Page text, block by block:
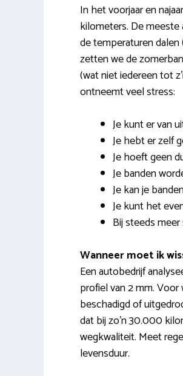
In het voorjaar en
kilometers. De
de temperaturen
zetten we de
(wat niet iedereen tot
ontneemt veel stress:
Je kunt er van
Je hebt er zelf
Je hoeft geen
Je banden
Je kan je
Je kunt het
Bij steeds
Wanneer moet ik
Een autobedrijf
profiel van 2 mm.
beschadigd of
dat bij zo’n 30.000
wegkwaliteit. Meet
levensduur.